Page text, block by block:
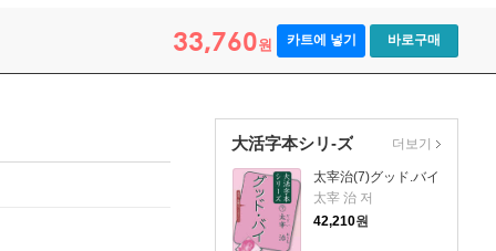
33,760원 카트에 넣기 바로구매
大活字本シリ-ズ
太宰治(7)グッド.バイ
太宰 治 저
42,210원
더보기